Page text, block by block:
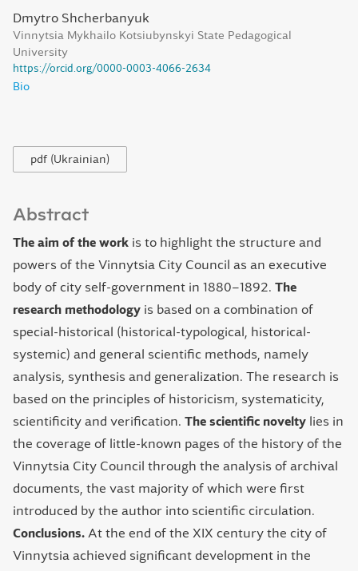
Dmytro Shcherbanyuk
Vinnytsia Mykhailo Kotsiubynskyi State Pedagogical
University
https://orcid.org/0000-0003-4066-2634
Bio
pdf (Ukrainian)
Abstract
The aim of the work is to highlight the structure and
powers of the Vinnytsia City Council as an executive
body of city self-government in 1880–1892. The
research methodology is based on a combination of
special-historical (historical-typological, historical-
systemic) and general scientific methods, namely
analysis, synthesis and generalization. The research is
based on the principles of historicism, systematicity,
scientificity and verification. The scientific novelty lies in
the coverage of little-known pages of the history of the
Vinnytsia City Council through the analysis of archival
documents, the vast majority of which were first
introduced by the author into scientific circulation.
Conclusions. At the end of the XIX century the city of
Vinnytsia achieved significant development in the